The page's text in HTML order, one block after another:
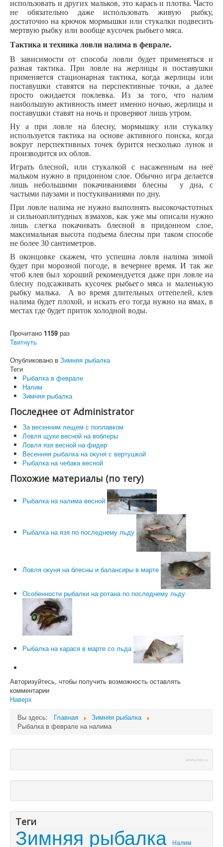
использовать и других мальков, это карась и плотва. Часто
не обязательно даже использовать живую рыбку,
достаточно на крючок мормышки или стукалки подвесить
мертвую рыбку или вообще кусочек рыбьего мяса.
Тактика и техника ловли налима в феврале.
В зависимости от способа ловли будет применяться и
разная тактика. При ловле на жерлицы и поставушки
применяется стационарная тактика, когда жерлицы или
поставушки ставятся на перспективные точки, а далее
просто ожидается поклевка. Из за того, что налим
наибольшую активность имеет именно ночью, жерлицы и
поставушки ставят на ночь и проверяют лишь утром.
Ну а при ловле на блесну, мормышку или стукалку
используется тактика на основе активного поиска, когда
вокруг перспективных точек бурится несколько лунок и
производится их облов.
Играть блесной, или стукалкой с насаженным на неё
мальком нужно в придонном слое. Обычно игра делается
лишь небольшими покачиваниями блесны у дна, с
частыми паузами и постукиваниями по дну.
При ловле налима не нужно выполнять высокочастотных
и сильноаплитудных взмахов, как уже мы описали нужно
лишь слегка покачивать блесной в придонном слое,
максимальная высота подъема блесны при таком способе
не более 30 сантиметров.
В оконцовке скажем, что успешна ловля налима зимой
будет при морозной погоде, в вечернее время. И так же
чтоб клев был хороший рекомендуется даже при ловле на
блесну подсаживать кусочек рыбьего мяса и маленькую
рыбку малька. А во время длительных оттепелей, клев
налима будет плохой, и искать его тогда нужно на ямах, в
местах где будет приток холодной воды.
Прочитано 1159 раз
Твитнуть
Опубликовано в Зимняя рыбалка
Теги
Рыбалка в феврале
Налим
Зимняя рыбалка
Последнее от Administrator
За весенним лещем с поплавком
Ловля щуки весной на воблеры
Ловля язя весной на фидер
Весенняя рыбалка на окуня с вертушкой
Рыбалка на чебака весной
Похожие материалы (по тегу)
Рыбалка на налима весной
Рыбалка на язя по последнему льду
Ловля окуня на блесны и балансиры в марте
Особенности рыбалки на ротана по последнему льду
Рыбалка на карася в марте со льда
Авторизуйтесь, чтобы получить возможность оставлять
комментарии
Наверх
Вы здесь:
Главная
Зимняя рыбалка
Рыбалка в феврале на налима
afisha-msk.ru
Теги
Зимняя рыбалка Налим